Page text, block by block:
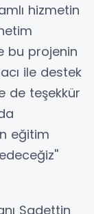
hizmetin
bu projenin
ile destek
de teşekkür
eğitim
Sadettin